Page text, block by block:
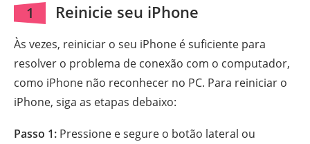
1 Reinicie seu iPhone
Às vezes, reiniciar o seu iPhone é suficiente para
resolver o problema de conexão com o computador,
como iPhone não reconhecer no PC. Para reiniciar o
iPhone, siga as etapas debaixo:
Passo 1: Pressione e segure o botão lateral ou